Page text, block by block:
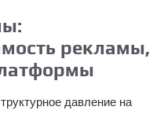
рекламы,
давление на